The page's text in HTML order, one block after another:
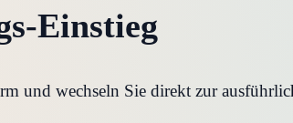
Einstieg
und wechseln Sie direkt zur